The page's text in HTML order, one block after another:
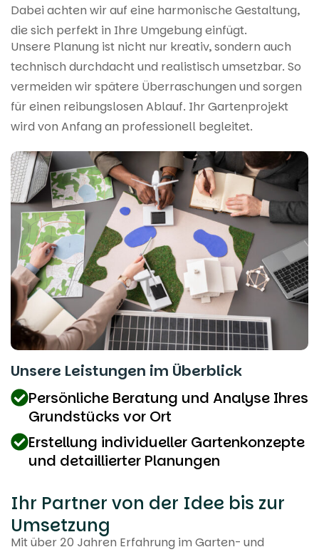
Dabei achten wir auf eine harmonische Gestaltung,
die sich perfekt in Ihre Umgebung einfügt.
Unsere Planung ist nicht nur kreativ, sondern auch
technisch durchdacht und realistisch umsetzbar. So
vermeiden wir spätere Überraschungen und sorgen
für einen reibungslosen Ablauf. Ihr Gartenprojekt
wird von Anfang an professionell begleitet.
Unsere Leistungen im Überblick
Persönliche Beratung und Analyse Ihres
Grundstücks vor Ort
Erstellung individueller Gartenkonzepte
und detaillierter Planungen
Ihr Partner von der Idee bis zur
Umsetzung
Mit über 20 Jahren Erfahrung im Garten- und